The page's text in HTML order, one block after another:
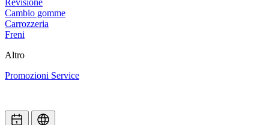
Revisione
Cambio gomme
Carrozzeria
Freni
Altro
Promozioni Service